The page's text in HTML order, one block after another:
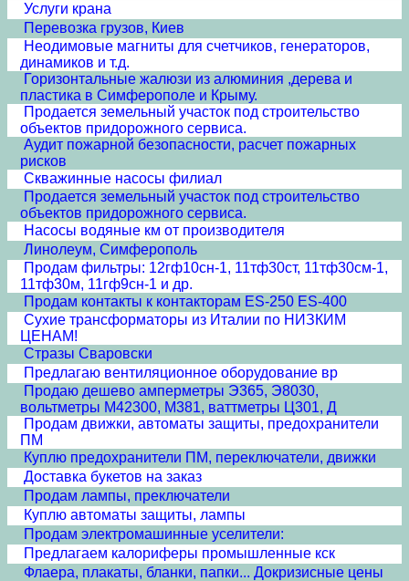
Услуги крана
Перевозка грузов, Киев
Неодимовые магниты для счетчиков, генераторов,
динамиков и т.д.
Горизонтальные жалюзи из алюминия ,дерева и
пластика в Симферополе и Крыму.
Продается земельный участок под строительство
объектов придорожного сервиса.
Аудит пожарной безопасности, расчет пожарных
рисков
Скважинные насосы филиал
Продается земельный участок под строительство
объектов придорожного сервиса.
Насосы водяные км от производителя
Линолеум, Симферополь
Продам фильтры: 12гф10сн-1, 11тф30ст, 11тф30см-1,
11тф30м, 11гф9сн-1 и др.
Продам контакты к контакторам ES-250 ES-400
Сухие трансформаторы из Италии по НИЗКИМ
ЦЕНАМ!
Стразы Сваровски
Предлагаю вентиляционное оборудование вр
Продаю дешево амперметры Э365, Э8030,
вольтметры М42300, М381, ваттметры Ц301, Д
Продам движки, автоматы защиты, предохранители
ПМ
Куплю предохранители ПМ, переключатели, движки
Доставка букетов на заказ
Продам лампы, преключатели
Куплю автоматы защиты, лампы
Продам электромашинные уселители:
Предлагаем калориферы промышленные кск
Флаера, плакаты, бланки, папки... Докризисные цены